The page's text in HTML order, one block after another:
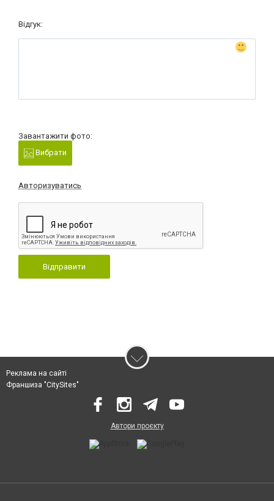
Відгук:
Завантажити фото:
Вибрати
Авторизуватись
Відправити
Реклама на сайті
Франшиза "CitySites"
Автори проєкту